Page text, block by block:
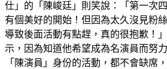
有個美好的開始！但因為太久沒見粉
導致後面活動有點趕，真的很抱歉！
示，因為知道他希望成為名演員而努
「陳演員」身份的活動，都不會缺席